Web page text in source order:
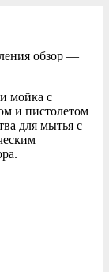
обзор —
мойка с
и пистолетом
для мытья с